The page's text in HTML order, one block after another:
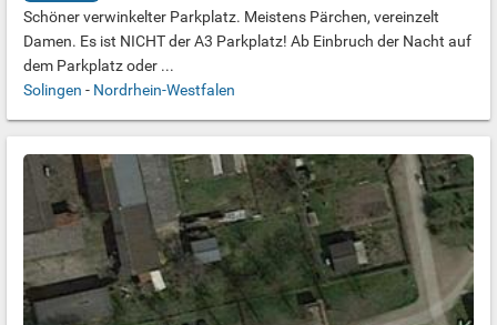
Schöner verwinkelter Parkplatz. Meistens Pärchen, vereinzelt
Damen. Es ist NICHT der A3 Parkplatz! Ab Einbruch der Nacht auf
dem Parkplatz oder ...
Solingen - Nordrhein-Westfalen